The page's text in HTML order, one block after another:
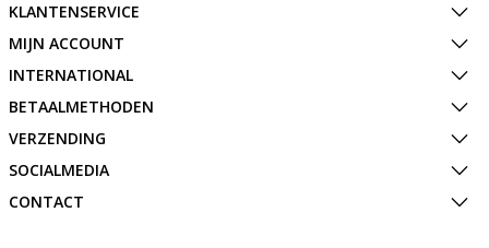
KLANTENSERVICE
MIJN ACCOUNT
INTERNATIONAL
BETAALMETHODEN
VERZENDING
SOCIALMEDIA
CONTACT